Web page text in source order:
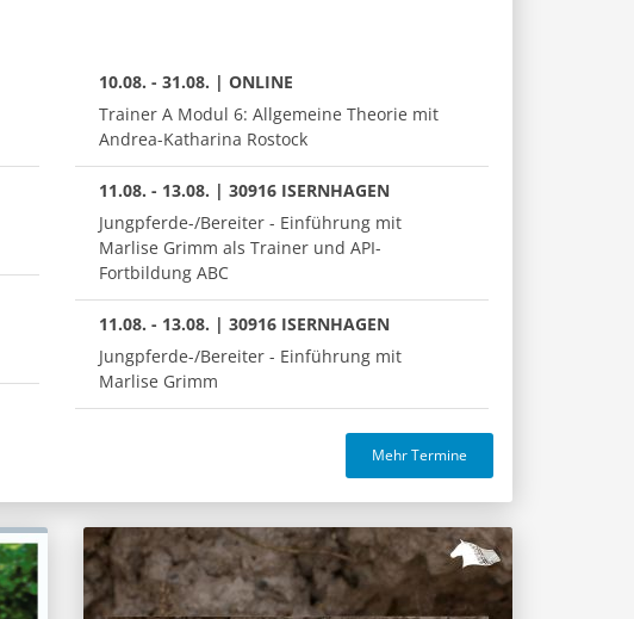
10.08. - 31.08. | ONLINE
Trainer A Modul 6: Allgemeine Theorie mit
Andrea-Katharina Rostock
11.08. - 13.08. | 30916 ISERNHAGEN
Jungpferde-/Bereiter - Einführung mit
Marlise Grimm als Trainer und API-
Fortbildung ABC
11.08. - 13.08. | 30916 ISERNHAGEN
Jungpferde-/Bereiter - Einführung mit
Marlise Grimm
Mehr Termine